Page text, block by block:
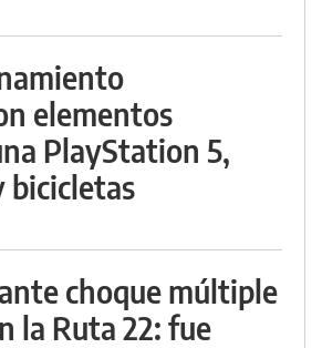
elementos
PlayStation 5,
bicicletas
choque múltiple
la Ruta 22: fue